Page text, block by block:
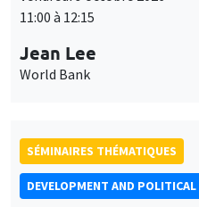
11:00 à 12:15
Jean Lee
World Bank
SÉMINAIRES THÉMATIQUES
DEVELOPMENT AND